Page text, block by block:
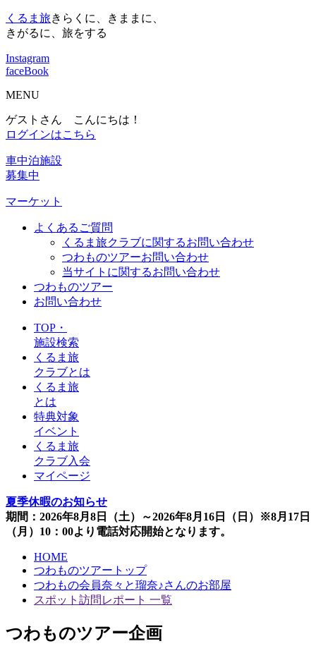
くるま旅きらくに、きままに、
きがるに、旅をする
Instagram
faceBook
MENU
ゲストさん こんにちは！
ログインはこちら
車中泊施設
募集中
マーケット
よくあるご質問
くるま旅クラブに関するお問い合わせ
つわものツアーお問い合わせ
当サイトに関するお問い合わせ
つわものツアー
お問い合わせ
TOP・
施設検索
くるま旅
クラブとは
くるま旅
とは
特典対象
イベント
くるま旅
クラブ入会
マイページ
夏季休暇のお知らせ
期間：2026年8月8日（土）～2026年8月16日（日）※8月17日
（月）10：00より電話対応開始となります。
HOME
つわものツアートップ
つわもの会員奈々と瑠奈♪さんのお部屋
スポット訪問レポート 一覧
つわものツアー企画